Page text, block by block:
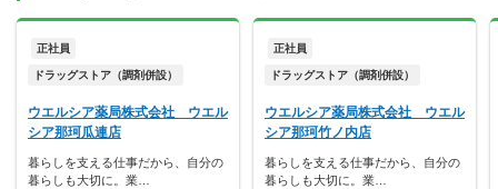
正社員
ドラッグストア（調剤併設）
ウエルシア薬局株式会社 ウエル
シア那珂瓜連店
暮らしを支える仕事だから、自分の
暮らしも大切に。業…
正社員
ドラッグストア（調剤併設）
ウエルシア薬局株式会社 ウエル
シア那珂竹ノ内店
暮らしを支える仕事だから、自分の
暮らしも大切に。業…